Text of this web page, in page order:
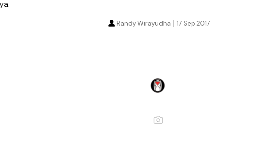
17 Sep 2017
Randy Wirayudha